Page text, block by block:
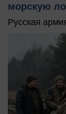
морскую
Русская